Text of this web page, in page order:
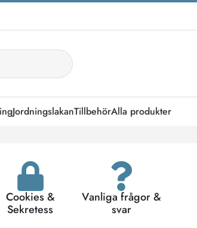
JordningslakanTillbehörAlla produkter
Cookies &
Sekretess
Vanliga frågor &
svar